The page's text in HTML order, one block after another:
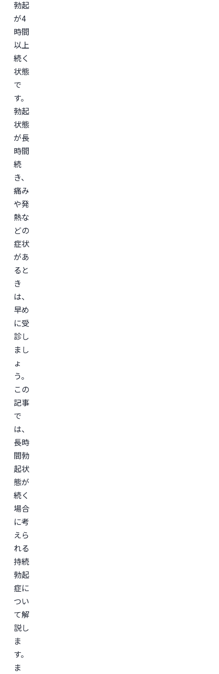
勃起
が4
時間
以上
続く
状態
で
す。
勃起
状態
が長
時間
続
き、
痛み
や発
熱な
どの
症状
があ
ると
き
は、
早め
に受
診し
まし
ょ
う。
この
記事
で
は、
長時
間勃
起状
態が
続く
場合
に考
えら
れる
持続
勃起
症に
つい
て解
説し
ま
す。
ま